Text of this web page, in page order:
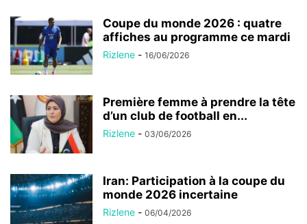
Coupe du monde 2026 : quatre
affiches au programme ce mardi
Rizlene - 16/06/2026
Première femme à prendre la tête
d’un club de football en...
Rizlene - 03/06/2026
Iran: Participation à la coupe du
monde 2026 incertaine
Rizlene - 06/04/2026